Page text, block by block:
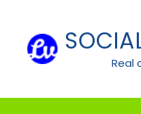
content
Real